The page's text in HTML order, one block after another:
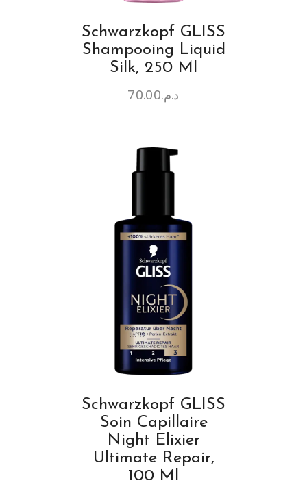
Schwarzkopf GLISS
Shampooing Liquid
Silk, 250 Ml
د.م.70.00
Schwarzkopf GLISS
Soin Capillaire
Night Elixier
Ultimate Repair,
100 Ml